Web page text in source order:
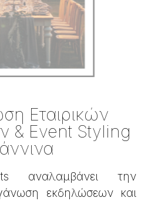
Εταιρικών
& Event Styling
αναλαμβάνει την
εκδηλώσεων και